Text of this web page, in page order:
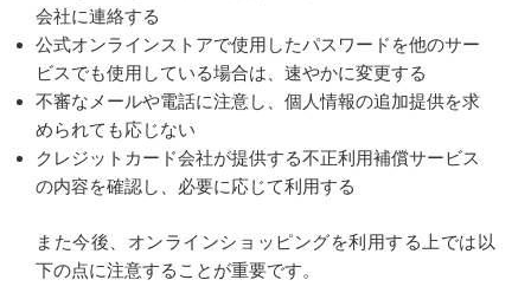
会社に連絡する
公式オンラインストアで使用したパスワードを他のサー
ビスでも使用している場合は、速やかに変更する
不審なメールや電話に注意し、個人情報の追加提供を求
められても応じない
クレジットカード会社が提供する不正利用補償サービス
の内容を確認し、必要に応じて利用する
また今後、オンラインショッピングを利用する上では以
下の点に注意することが重要です。